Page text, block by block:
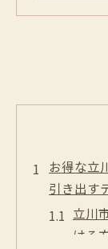
お得な立
引き出す
立川
ける